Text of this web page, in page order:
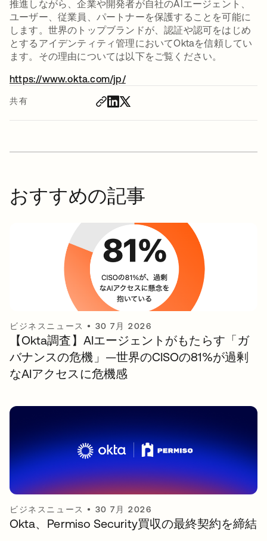
共有
推進しながら、企業や開発者が自社のAIエージェント、
ユーザー、従業員、パートナーを保護することを可能に
します。世界のトップブランドが、認証や認可をはじめ
とするアイデンティティ管理においてOktaを信頼してい
ます。その理由については以下をご覧ください。
https://www.okta.com/jp/新しいタブで開く
おすすめの記事
ビジネスニュース • 30 7月 2026
【Okta調査】AIエージェントがもたらす「ガ
バナンスの危機」—世界のCISOの81%が過剰
なAIアクセスに危機感
ビジネスニュース • 30 7月 2026
Okta、Permiso Security買収の最終契約を締結